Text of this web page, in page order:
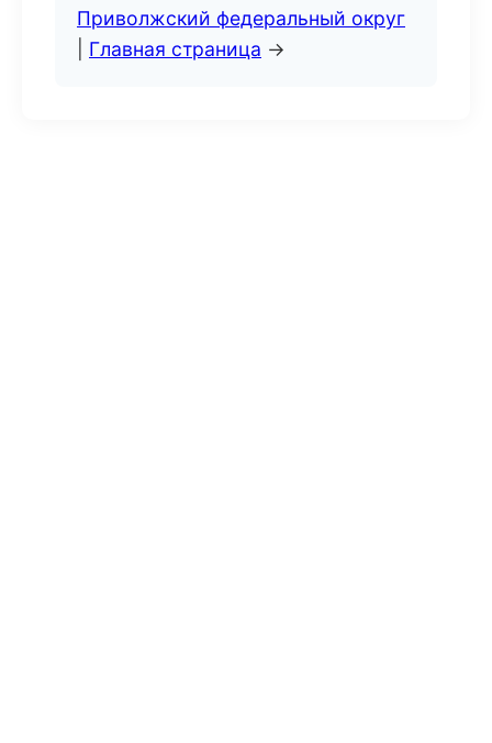
Приволжский федеральный округ
Главная страница →